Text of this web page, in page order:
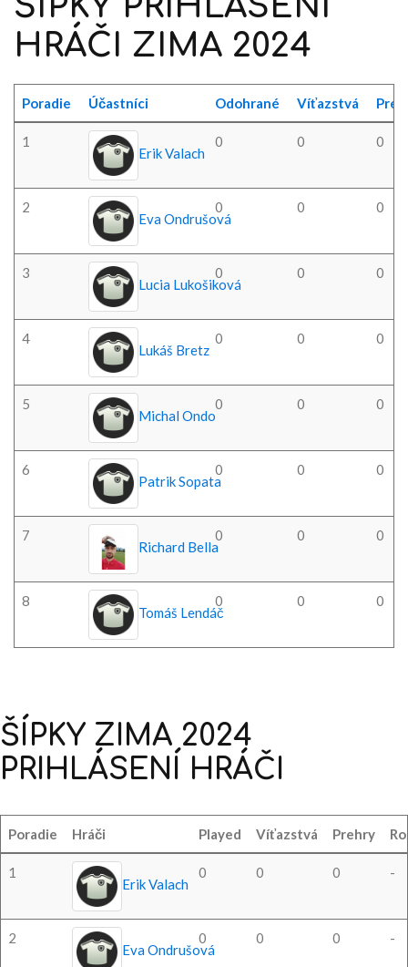
HRÁČI ZIMA 2024
Poradie Účastníci Odohrané Víťazstvá
1
Erik Valach
0 0 0
2
Eva Ondrušová
0 0 0
3
Lucia Lukošiková
0 0 0
4
Lukáš Bretz
0 0 0
5
Michal Ondo
0 0 0
6
Patrik Sopata
0 0 0
7
Richard Bella
0 0 0
8
Tomáš Lendáč
0 0 0
ŠÍPKY ZIMA 2024
PRIHLÁSENÍ HRÁČI
Poradie Hráči Played Víťazstvá Prehry
1
Erik Valach
0 0 0 -
2
Eva Ondrušová
0 0 0 -